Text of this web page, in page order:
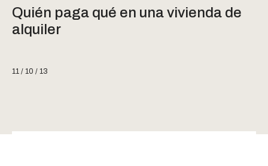
Quién paga qué en una vivienda de
alquiler
11 / 10 / 13